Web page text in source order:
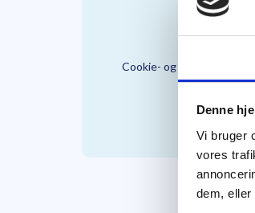
Denne
Vi bruger
vores
dem, eller
Cookie- og